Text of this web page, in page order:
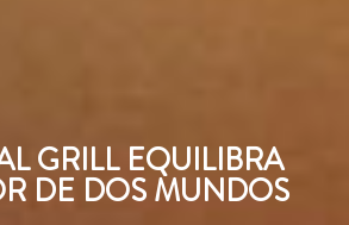
GRILL EQUILIBRA
DE DOS MUNDOS